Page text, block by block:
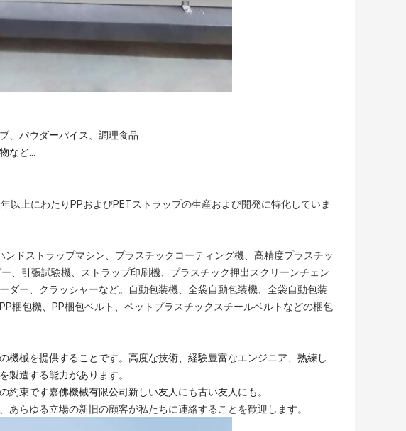
、パウダーパイス、調理食品
など...
上にわたりPPおよびPETストラップの生産および開発に特化していま
ンドストラップマシン、プラスチックコーティング機、高精度プラスチッ
、引張試験機、ストラップ印刷機、プラスチック押出スクリーンチェン
ダー、クラッシャーなど。自動包装機、全袋自動包装機、全袋自動包装
梱包機、PP梱包ベルト、ペットプラスチックスチールベルトなどの梱包
機械を提供することです。高度な技術、経験豊富なエンジニア、熟練し
製造する能力があります。
約束です嘉佛機械有限公司 新しい友人にも古い友人にも。
らゆる立場の新旧の顧客が私たちに連絡することを歓迎します。